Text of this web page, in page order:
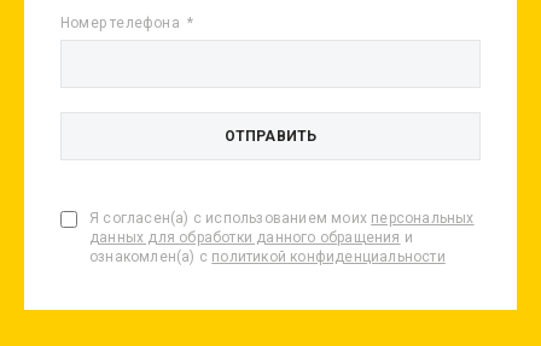
Номер телефона
Я согласен(а) с использованием моих персональных
данных для обработки данного обращения и
ознакомлен(а) с политикой конфиденциальности